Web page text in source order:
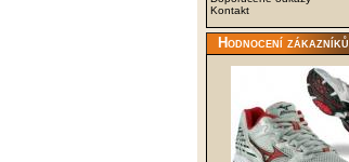
Kontakt
Hodnocení zákazníků